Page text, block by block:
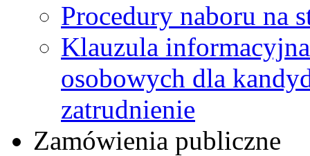
Procedury naboru na
Klauzula
osobowych dla
zatrudnienie
Zamówienia publiczne